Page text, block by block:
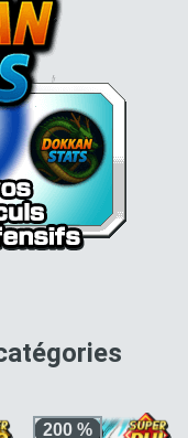
pour
200 %